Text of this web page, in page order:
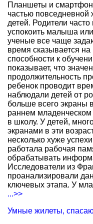
Планшеты и
частью
детей. Родители
успокоить малыша
ученые все чаще
время сказывается
способности к
показывает, что
продолжительность
ребенок проводит
наблюдали детей от
больше всего экраны
раннем младенческом
в школу. У детей,
экранами в эти
несколько хуже
работала рабочая
обрабатывать
Исследователи из
проанализировали
ключевых этапа. У
...>>
Умные жилеты,